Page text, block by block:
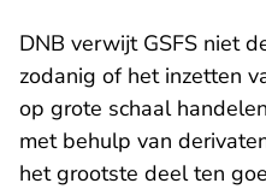
DNB verwijt GSFS niet
zodanig of het inzetten
op grote schaal
met behulp van
het grootste deel ten